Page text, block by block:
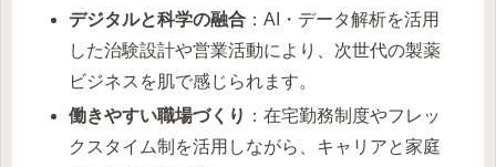
デジタルと科学の融合 ：AI・データ解析を活用
した治験設計や営業活動により、次世代の製薬
ビジネスを肌で感じられます。
働きやすい職場づくり ：在宅勤務制度やフレッ
クスタイム制を活用しながら、キャリアと家庭